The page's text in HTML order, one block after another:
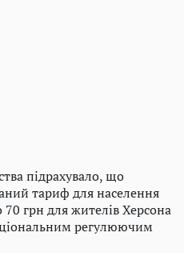
підрахувало, що
тариф для населення
грн для жителів Херсона
регулюючим